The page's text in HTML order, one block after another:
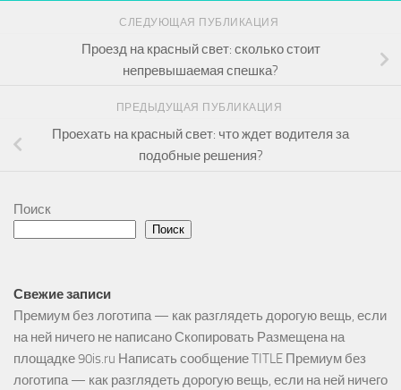
СЛЕДУЮЩАЯ ПУБЛИКАЦИЯ
Проезд на красный свет: сколько стоит
непревышаемая спешка?
ПРЕДЫДУЩАЯ ПУБЛИКАЦИЯ
Проехать на красный свет: что ждет водителя за
подобные решения?
Поиск
Поиск
Свежие записи
Премиум без логотипа — как разглядеть дорогую вещь, если
на ней ничего не написано Скопировать Размещена на
площадке 90is.ru Написать сообщение TITLE Премиум без
логотипа — как разглядеть дорогую вещь, если на ней ничего